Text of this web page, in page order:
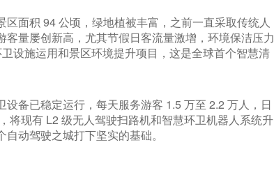
面积 94 公顷，绿地植被丰富，之前一直采取传统人
量屡创新高，尤其节假日客流量激增，环境保洁压力
设施运用和景区环境提升项目，这是全球首个智慧清
备已稳定运行，每天服务游客 1.5 万至 2.2 万人，日
将现有 L2 级无人驾驶扫路机和智慧环卫机器人系统升
动驾驶之城打下坚实的基础。